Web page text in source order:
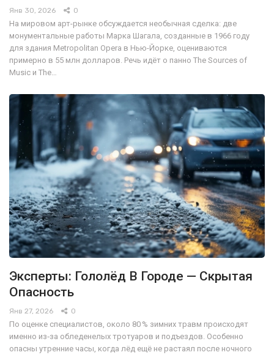
Янв 30, 2026 0
На мировом арт-рынке обсуждается необычная сделка: две
монументальные работы Марка Шагала, созданные в 1966 году
для здания Metropolitan Opera в Нью-Йорке, оцениваются
примерно в 55 млн долларов. Речь идёт о панно The Sources of
Music и The…
Эксперты: Гололёд В Городе — Скрытая
Опасность
Янв 27, 2026 0
По оценке специалистов, около 80 % зимних травм происходят
именно из‑за обледенелых тротуаров и подъездов. Особенно
опасны утренние часы, когда лёд ещё не растаял после ночного